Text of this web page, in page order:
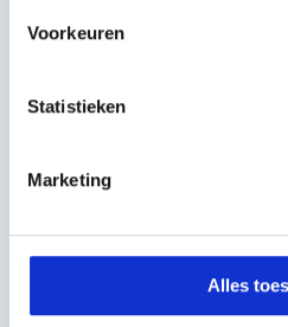
Voorkeuren
Statistieken
Marketing
Alles
op te bergen of te
verstelbare duwboom, die
Twee Hefhandgrepen:
Verbeter jouw maai-ervaring
Accu Grasmaaier, verkrijgbaar